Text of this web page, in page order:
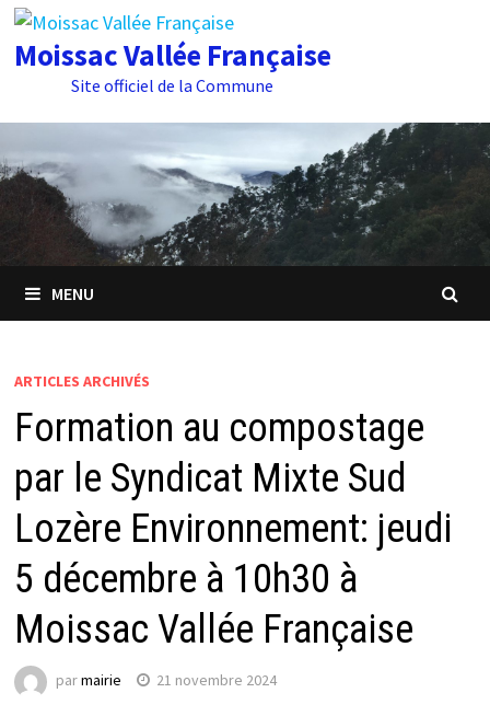
Passer
au
contenu
Moissac Vallée Française
Site officiel de la Commune
MENU
ARTICLES ARCHIVÉS
Formation au compostage
par le Syndicat Mixte Sud
Lozère Environnement: jeudi
5 décembre à 10h30 à
Moissac Vallée Française
parmairie 21 novembre 2024